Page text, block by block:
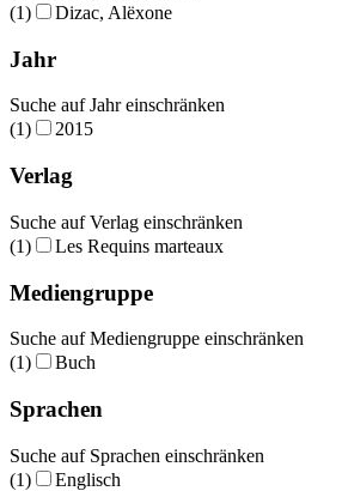
(1)
Dizac, Alëxone
Jahr
Suche auf Jahr einschränken
(1)
2015
Verlag
Suche auf Verlag einschränken
(1)
Les Requins marteaux
Mediengruppe
Suche auf Mediengruppe einschränken
(1)
Buch
Sprachen
Suche auf Sprachen einschränken
(1)
Englisch